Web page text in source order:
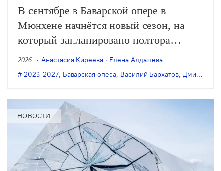
В сентябре в Баварской опере в
Мюнхене начнётся новый сезон, на
который запланировано полтора
десятка оперных и балетных премьер,
в том числе завершение вагнеровской
Кратцера, а также новые спектакли
Клауса Гута, Дмитрия Чернякова,
Василия Бархатова и…
2026 Анастасия Киреева
Елена Алдашева
2026-2027, Баварская опера, Василий Бархатов, Дмитрий Черняков
НОВОСТИ